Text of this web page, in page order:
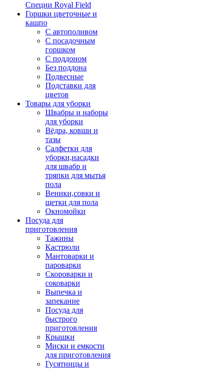
Специи Royal Field
Горшки цветочные и
кашпо
С автополивом
С посадочным
горшком
С поддоном
Без поддона
Подвесные
Подставки для
цветов
Товары для уборки
Швабры и наборы
для уборки
Вёдра, ковши и
тазы
Салфетки для
уборки,насадки
для швабр и
тряпки для мытья
пола
Веники,совки и
щетки для пола
Окномойки
Посуда для
приготовления
Тажины
Кастрюли
Мантоварки и
пароварки
Скороварки и
соковарки
Выпечка и
запекание
Посуда для
быстрого
приготовления
Крышки
Миски и емкости
для приготовления
Гусятницы и